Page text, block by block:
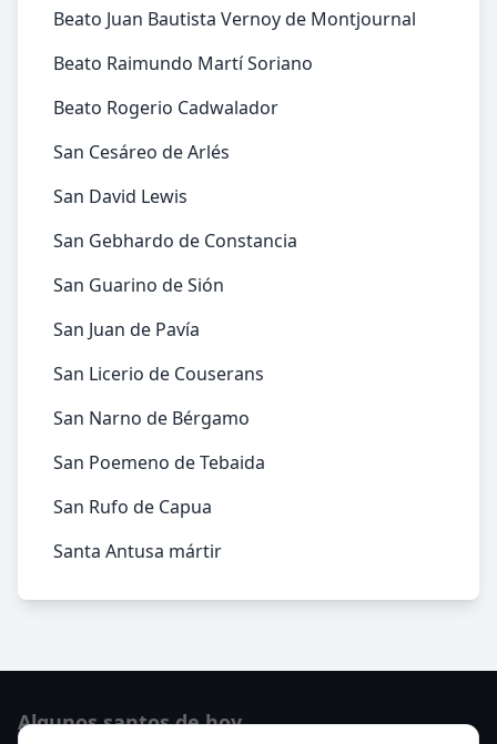
Beato Juan Bautista Vernoy de Montjournal
Beato Raimundo Martí Soriano
Beato Rogerio Cadwalador
San Cesáreo de Arlés
San David Lewis
San Gebhardo de Constancia
San Guarino de Sión
San Juan de Pavía
San Licerio de Couserans
San Narno de Bérgamo
San Poemeno de Tebaida
San Rufo de Capua
Santa Antusa mártir
Algunos santos de hoy